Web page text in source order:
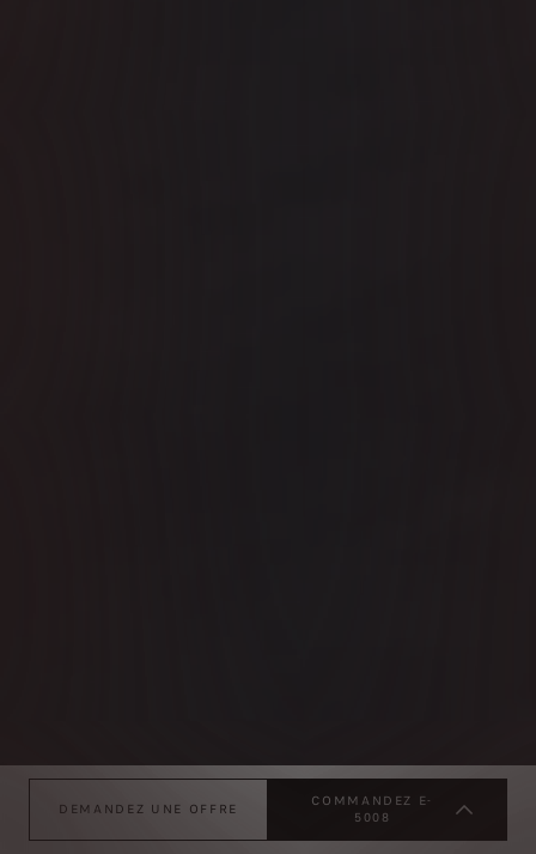
DEMANDEZ UNE OFFRE
COMMANDEZ E-
5008